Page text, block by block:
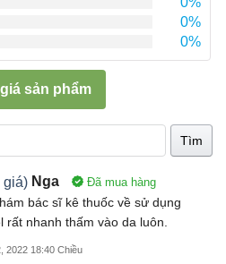
0%
0%
sản phẩm
Tìm
giá) Nga Đã mua hàng
bác sĩ kê thuốc về sử dụng
nhanh thấm vào da luôn.
2022 18:40 Chiều